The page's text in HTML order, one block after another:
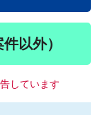
以外）
しています